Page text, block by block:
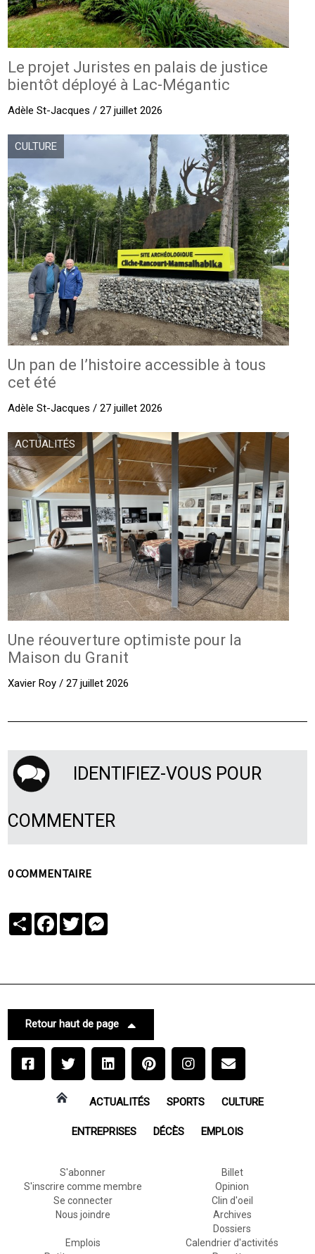
Le projet Juristes en palais de justice
bientôt déployé à Lac-Mégantic
Adèle St-Jacques / 27 juillet 2026
CULTURE
Un pan de l’histoire accessible à tous
cet été
Adèle St-Jacques / 27 juillet 2026
ACTUALITÉS
Une réouverture optimiste pour la
Maison du Granit
Xavier Roy / 27 juillet 2026
IDENTIFIEZ-VOUS POUR
COMMENTER
0 COMMENTAIRE
PartagerFacebook
Twitter
Retour haut de page
ACTUALITÉS SPORTS CULTURE
ENTREPRISES DÉCÈS EMPLOIS
S'abonner
S'inscrire comme membre
Se connecter
Nous joindre
Billet
Opinion
Clin d'oeil
Archives
Dossiers
Emplois
Calendrier d'activités